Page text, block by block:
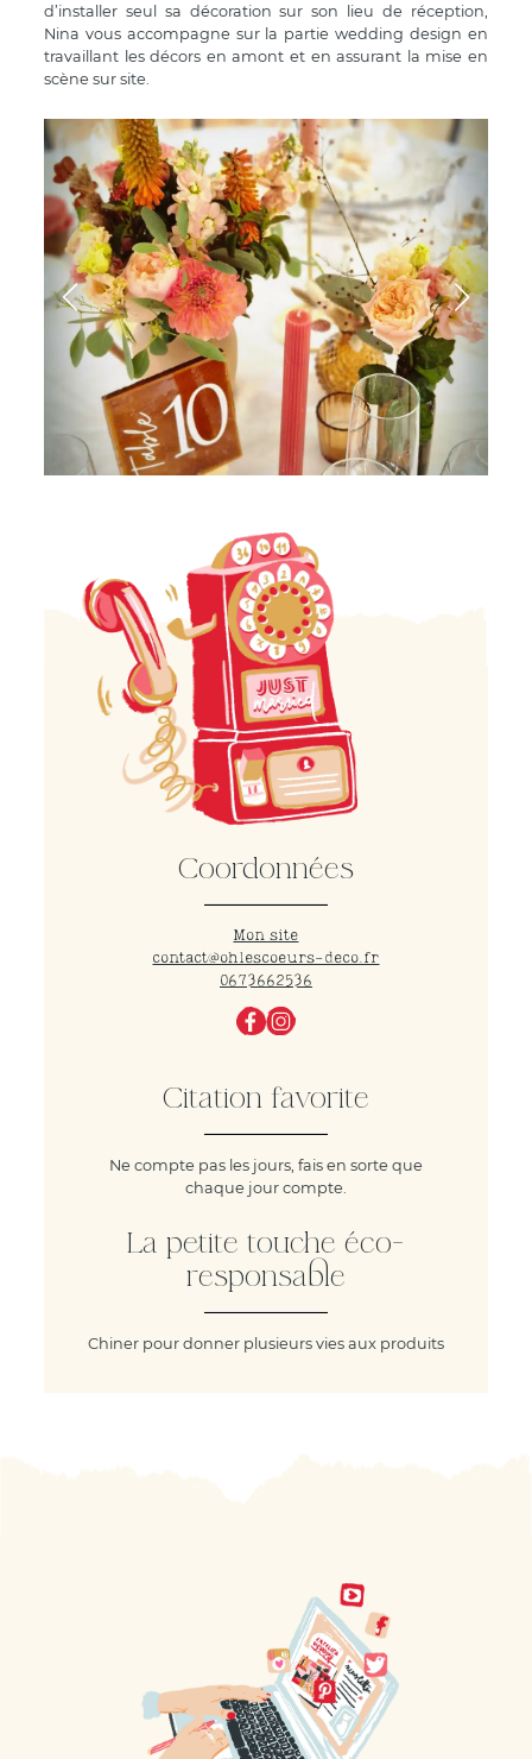
d’installer seul sa décoration sur son lieu de réception,
Nina vous accompagne sur la partie wedding design en
travaillant les décors en amont et en assurant la mise en
scène sur site.
Coordonnées
Mon site
contact@ohlescoeurs-deco.fr
0673662536
Citation favorite
Ne compte pas les jours, fais en sorte que
chaque jour compte.
La petite touche éco-
responsable
Chiner pour donner plusieurs vies aux produits